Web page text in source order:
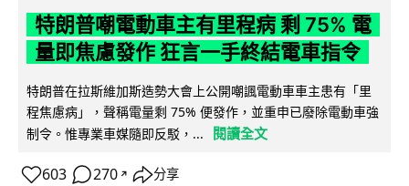
特朗普嘲電動車主有里程病 剩 75% 電
量即焦慮發作 狂言一手終結電車指令
特朗普在拉斯維加斯造勢大會上公開嘲諷電動車車主患有「里
程焦慮病」，聲稱電量剩 75% 便發作，並重申已廢除電動車強
制令。惟專業車媒隨即反駁，...
閱讀全文
603 270 ↗ 分享